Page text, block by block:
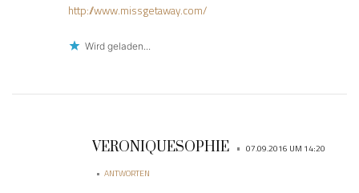
http://www.missgetaway.com/
Wird geladen...
VERONIQUESOPHIE • 07.09.2016 UM 14:20
• ANTWORTEN